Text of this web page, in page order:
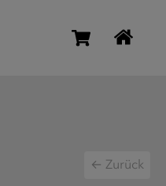
← Zurück